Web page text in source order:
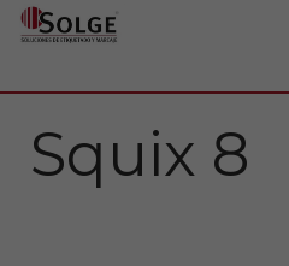
Impresoras
Squix 8